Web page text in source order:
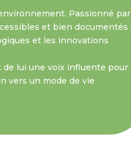
Passionné par
et bien documentés
et les innovations
de lui une voix influente pour
vers un mode de vie